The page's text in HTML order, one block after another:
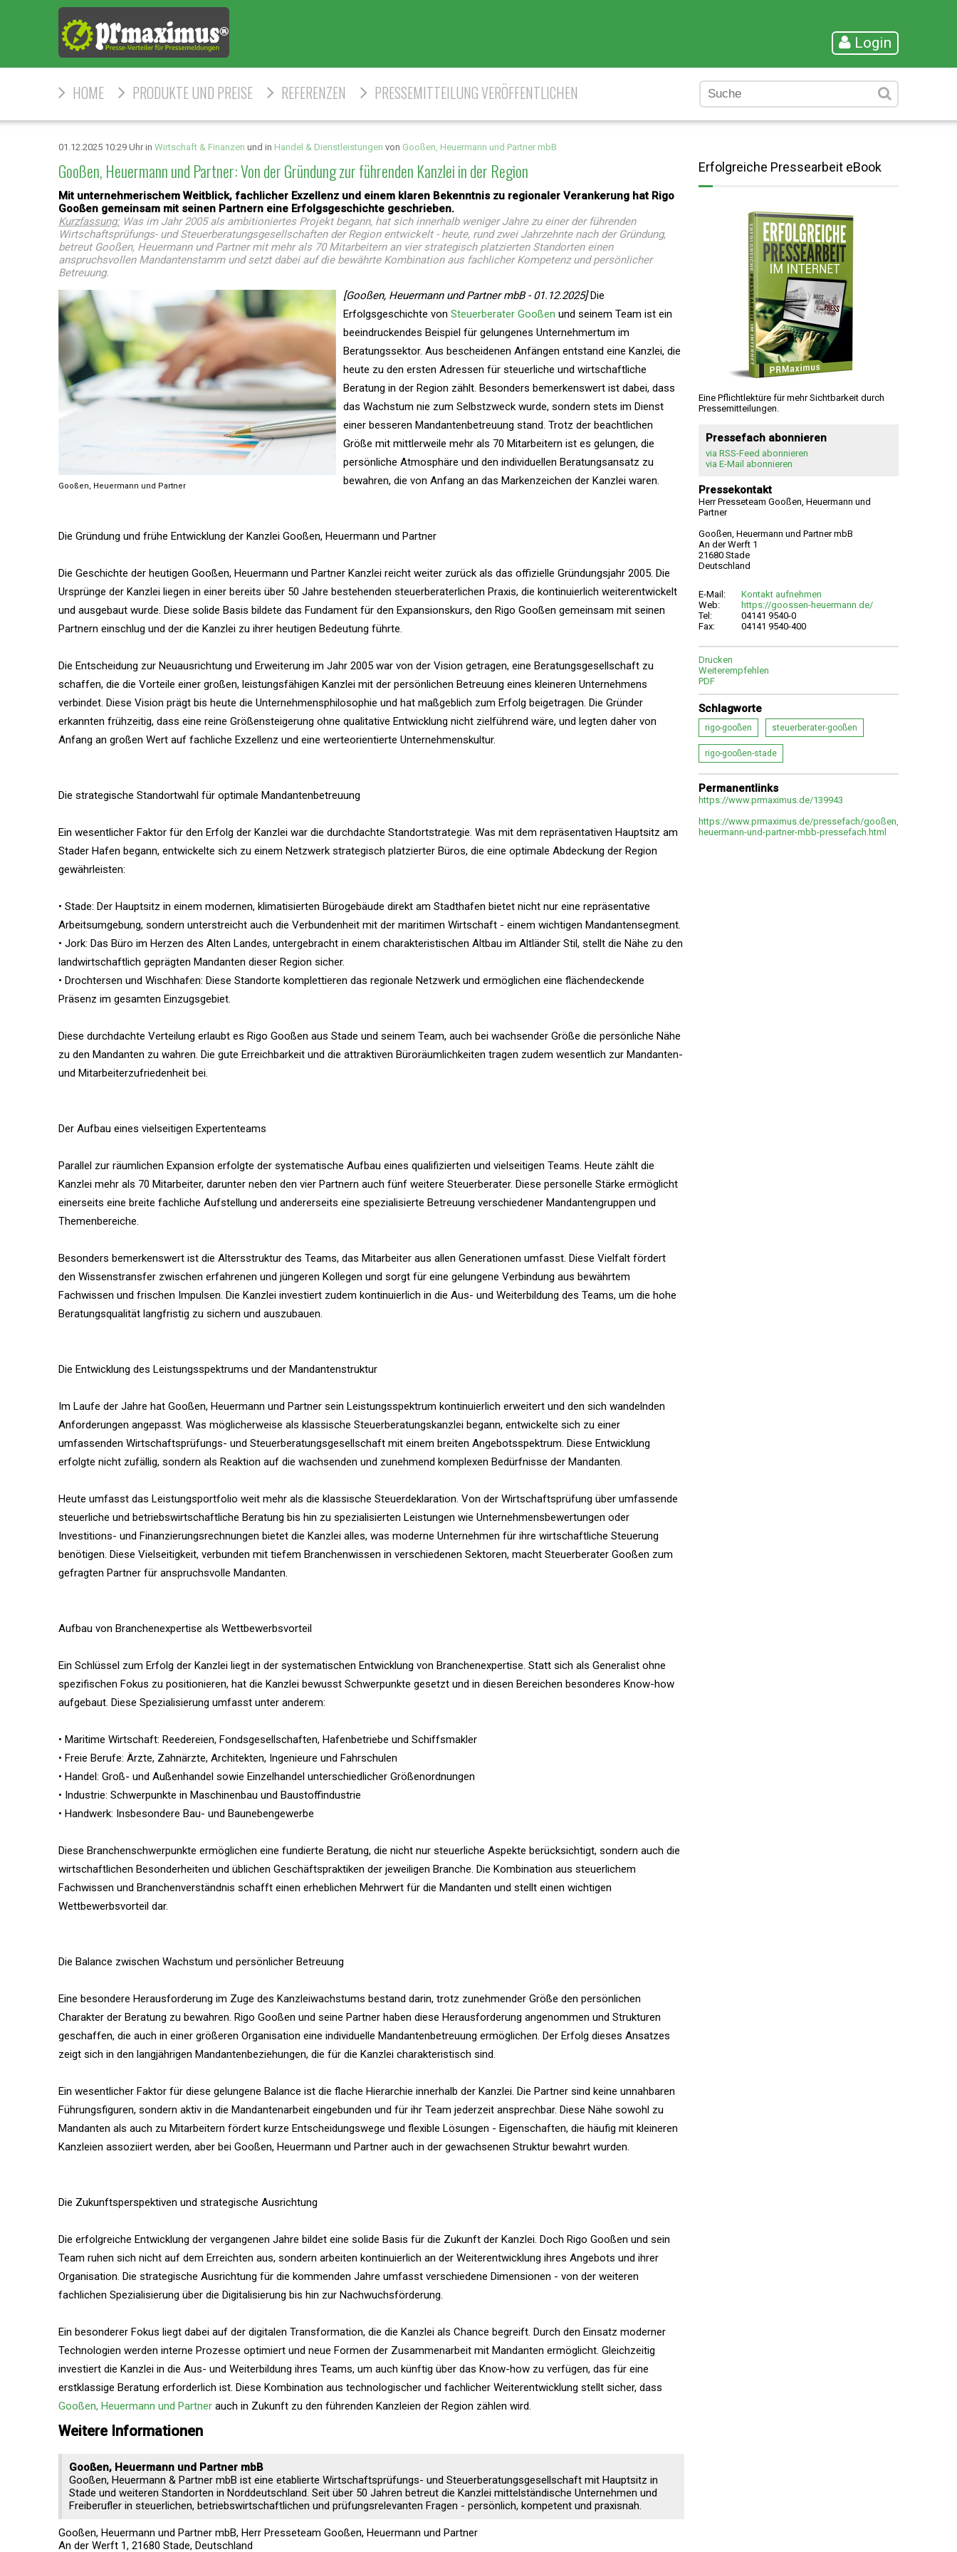
Login
HOME PRODUKTE UND PREISE REFERENZEN PRESSEMITTEILUNG VERÖFFENTLICHEN
01.12.2025 10:29 Uhr in Wirtschaft & Finanzen und in Handel & Dienstleistungen von Gooßen, Heuermann und Partner mbB
Gooßen, Heuermann und Partner: Von der Gründung zur führenden Kanzlei in der Region
Mit unternehmerischem Weitblick, fachlicher Exzellenz und einem klaren Bekenntnis zu regionaler Verankerung hat Rigo
Gooßen gemeinsam mit seinen Partnern eine Erfolgsgeschichte geschrieben.
Kurzfassung:Was im Jahr 2005 als ambitioniertes Projekt begann, hat sich innerhalb weniger Jahre zu einer der führenden
Wirtschaftsprüfungs- und Steuerberatungsgesellschaften der Region entwickelt - heute, rund zwei Jahrzehnte nach der Gründung,
betreut Gooßen, Heuermann und Partner mit mehr als 70 Mitarbeitern an vier strategisch platzierten Standorten einen
anspruchsvollen Mandantenstamm und setzt dabei auf die bewährte Kombination aus fachlicher Kompetenz und persönlicher
Betreuung.
Gooßen, Heuermann und Partner
[Gooßen, Heuermann und Partner mbB - 01.12.2025]Die
Erfolgsgeschichte von Steuerberater Gooßen und seinem Team ist ein
beeindruckendes Beispiel für gelungenes Unternehmertum im
Beratungssektor. Aus bescheidenen Anfängen entstand eine Kanzlei, die
heute zu den ersten Adressen für steuerliche und wirtschaftliche
Beratung in der Region zählt. Besonders bemerkenswert ist dabei, dass
das Wachstum nie zum Selbstzweck wurde, sondern stets im Dienst
einer besseren Mandantenbetreuung stand. Trotz der beachtlichen
Größe mit mittlerweile mehr als 70 Mitarbeitern ist es gelungen, die
persönliche Atmosphäre und den individuellen Beratungsansatz zu
bewahren, die von Anfang an das Markenzeichen der Kanzlei waren.
Die Gründung und frühe Entwicklung der Kanzlei Gooßen, Heuermann und Partner
Die Geschichte der heutigen Gooßen, Heuermann und Partner Kanzlei reicht weiter zurück als das offizielle Gründungsjahr 2005. Die
Ursprünge der Kanzlei liegen in einer bereits über 50 Jahre bestehenden steuerberaterlichen Praxis, die kontinuierlich weiterentwickelt
und ausgebaut wurde. Diese solide Basis bildete das Fundament für den Expansionskurs, den Rigo Gooßen gemeinsam mit seinen
Partnern einschlug und der die Kanzlei zu ihrer heutigen Bedeutung führte.
Die Entscheidung zur Neuausrichtung und Erweiterung im Jahr 2005 war von der Vision getragen, eine Beratungsgesellschaft zu
schaffen, die die Vorteile einer großen, leistungsfähigen Kanzlei mit der persönlichen Betreuung eines kleineren Unternehmens
verbindet. Diese Vision prägt bis heute die Unternehmensphilosophie und hat maßgeblich zum Erfolg beigetragen. Die Gründer
erkannten frühzeitig, dass eine reine Größensteigerung ohne qualitative Entwicklung nicht zielführend wäre, und legten daher von
Anfang an großen Wert auf fachliche Exzellenz und eine werteorientierte Unternehmenskultur.
Die strategische Standortwahl für optimale Mandantenbetreuung
Ein wesentlicher Faktor für den Erfolg der Kanzlei war die durchdachte Standortstrategie. Was mit dem repräsentativen Hauptsitz am
Stader Hafen begann, entwickelte sich zu einem Netzwerk strategisch platzierter Büros, die eine optimale Abdeckung der Region
gewährleisten:
• Stade: Der Hauptsitz in einem modernen, klimatisierten Bürogebäude direkt am Stadthafen bietet nicht nur eine repräsentative
Arbeitsumgebung, sondern unterstreicht auch die Verbundenheit mit der maritimen Wirtschaft - einem wichtigen Mandantensegment.
• Jork: Das Büro im Herzen des Alten Landes, untergebracht in einem charakteristischen Altbau im Altländer Stil, stellt die Nähe zu den
landwirtschaftlich geprägten Mandanten dieser Region sicher.
• Drochtersen und Wischhafen: Diese Standorte komplettieren das regionale Netzwerk und ermöglichen eine flächendeckende
Präsenz im gesamten Einzugsgebiet.
Diese durchdachte Verteilung erlaubt es Rigo Gooßen aus Stade und seinem Team, auch bei wachsender Größe die persönliche Nähe
zu den Mandanten zu wahren. Die gute Erreichbarkeit und die attraktiven Büroräumlichkeiten tragen zudem wesentlich zur Mandanten-
und Mitarbeiterzufriedenheit bei.
Der Aufbau eines vielseitigen Expertenteams
Parallel zur räumlichen Expansion erfolgte der systematische Aufbau eines qualifizierten und vielseitigen Teams. Heute zählt die
Kanzlei mehr als 70 Mitarbeiter, darunter neben den vier Partnern auch fünf weitere Steuerberater. Diese personelle Stärke ermöglicht
einerseits eine breite fachliche Aufstellung und andererseits eine spezialisierte Betreuung verschiedener Mandantengruppen und
Themenbereiche.
Besonders bemerkenswert ist die Altersstruktur des Teams, das Mitarbeiter aus allen Generationen umfasst. Diese Vielfalt fördert
den Wissenstransfer zwischen erfahrenen und jüngeren Kollegen und sorgt für eine gelungene Verbindung aus bewährtem
Fachwissen und frischen Impulsen. Die Kanzlei investiert zudem kontinuierlich in die Aus- und Weiterbildung des Teams, um die hohe
Beratungsqualität langfristig zu sichern und auszubauen.
Die Entwicklung des Leistungsspektrums und der Mandantenstruktur
Im Laufe der Jahre hat Gooßen, Heuermann und Partner sein Leistungsspektrum kontinuierlich erweitert und den sich wandelnden
Anforderungen angepasst. Was möglicherweise als klassische Steuerberatungskanzlei begann, entwickelte sich zu einer
umfassenden Wirtschaftsprüfungs- und Steuerberatungsgesellschaft mit einem breiten Angebotsspektrum. Diese Entwicklung
erfolgte nicht zufällig, sondern als Reaktion auf die wachsenden und zunehmend komplexen Bedürfnisse der Mandanten.
Heute umfasst das Leistungsportfolio weit mehr als die klassische Steuerdeklaration. Von der Wirtschaftsprüfung über umfassende
steuerliche und betriebswirtschaftliche Beratung bis hin zu spezialisierten Leistungen wie Unternehmensbewertungen oder
Investitions- und Finanzierungsrechnungen bietet die Kanzlei alles, was moderne Unternehmen für ihre wirtschaftliche Steuerung
benötigen. Diese Vielseitigkeit, verbunden mit tiefem Branchenwissen in verschiedenen Sektoren, macht Steuerberater Gooßen zum
gefragten Partner für anspruchsvolle Mandanten.
Aufbau von Branchenexpertise als Wettbewerbsvorteil
Ein Schlüssel zum Erfolg der Kanzlei liegt in der systematischen Entwicklung von Branchenexpertise. Statt sich als Generalist ohne
spezifischen Fokus zu positionieren, hat die Kanzlei bewusst Schwerpunkte gesetzt und in diesen Bereichen besonderes Know-how
aufgebaut. Diese Spezialisierung umfasst unter anderem:
• Maritime Wirtschaft: Reedereien, Fondsgesellschaften, Hafenbetriebe und Schiffsmakler
• Freie Berufe: Ärzte, Zahnärzte, Architekten, Ingenieure und Fahrschulen
• Handel: Groß- und Außenhandel sowie Einzelhandel unterschiedlicher Größenordnungen
• Industrie: Schwerpunkte in Maschinenbau und Baustoffindustrie
• Handwerk: Insbesondere Bau- und Baunebengewerbe
Diese Branchenschwerpunkte ermöglichen eine fundierte Beratung, die nicht nur steuerliche Aspekte berücksichtigt, sondern auch die
wirtschaftlichen Besonderheiten und üblichen Geschäftspraktiken der jeweiligen Branche. Die Kombination aus steuerlichem
Fachwissen und Branchenverständnis schafft einen erheblichen Mehrwert für die Mandanten und stellt einen wichtigen
Wettbewerbsvorteil dar.
Die Balance zwischen Wachstum und persönlicher Betreuung
Eine besondere Herausforderung im Zuge des Kanzleiwachstums bestand darin, trotz zunehmender Größe den persönlichen
Charakter der Beratung zu bewahren. Rigo Gooßen und seine Partner haben diese Herausforderung angenommen und Strukturen
geschaffen, die auch in einer größeren Organisation eine individuelle Mandantenbetreuung ermöglichen. Der Erfolg dieses Ansatzes
zeigt sich in den langjährigen Mandantenbeziehungen, die für die Kanzlei charakteristisch sind.
Ein wesentlicher Faktor für diese gelungene Balance ist die flache Hierarchie innerhalb der Kanzlei. Die Partner sind keine unnahbaren
Führungsfiguren, sondern aktiv in die Mandantenarbeit eingebunden und für ihr Team jederzeit ansprechbar. Diese Nähe sowohl zu
Mandanten als auch zu Mitarbeitern fördert kurze Entscheidungswege und flexible Lösungen - Eigenschaften, die häufig mit kleineren
Kanzleien assoziiert werden, aber bei Gooßen, Heuermann und Partner auch in der gewachsenen Struktur bewahrt wurden.
Die Zukunftsperspektiven und strategische Ausrichtung
Die erfolgreiche Entwicklung der vergangenen Jahre bildet eine solide Basis für die Zukunft der Kanzlei. Doch Rigo Gooßen und sein
Team ruhen sich nicht auf dem Erreichten aus, sondern arbeiten kontinuierlich an der Weiterentwicklung ihres Angebots und ihrer
Organisation. Die strategische Ausrichtung für die kommenden Jahre umfasst verschiedene Dimensionen - von der weiteren
fachlichen Spezialisierung über die Digitalisierung bis hin zur Nachwuchsförderung.
Ein besonderer Fokus liegt dabei auf der digitalen Transformation, die die Kanzlei als Chance begreift. Durch den Einsatz moderner
Technologien werden interne Prozesse optimiert und neue Formen der Zusammenarbeit mit Mandanten ermöglicht. Gleichzeitig
investiert die Kanzlei in die Aus- und Weiterbildung ihres Teams, um auch künftig über das Know-how zu verfügen, das für eine
erstklassige Beratung erforderlich ist. Diese Kombination aus technologischer und fachlicher Weiterentwicklung stellt sicher, dass
Gooßen, Heuermann und Partner auch in Zukunft zu den führenden Kanzleien der Region zählen wird.
Weitere Informationen
Gooßen, Heuermann und Partner mbB
Gooßen, Heuermann & Partner mbB ist eine etablierte Wirtschaftsprüfungs- und Steuerberatungsgesellschaft mit Hauptsitz in
Stade und weiteren Standorten in Norddeutschland. Seit über 50 Jahren betreut die Kanzlei mittelständische Unternehmen und
Freiberufler in steuerlichen, betriebswirtschaftlichen und prüfungsrelevanten Fragen - persönlich, kompetent und praxisnah.
Gooßen, Heuermann und Partner mbB, Herr Presseteam Gooßen, Heuermann und Partner
An der Werft 1, 21680 Stade, Deutschland
Erfolgreiche Pressearbeit eBook
Eine Pflichtlektüre für mehr Sichtbarkeit durch
Pressemitteilungen.
Pressefach abonnieren
via RSS-Feed abonnieren
via E-Mail abonnieren
Pressekontakt
Herr Presseteam Gooßen, Heuermann und
Partner
Gooßen, Heuermann und Partner mbB
An der Werft 1
21680 Stade
Deutschland
E-Mail:
Kontakt aufnehmen
Web:
https://goossen-heuermann.de/
Tel:
04141 9540-0
Fax:
04141 9540-400
Drucken
Weiterempfehlen
PDF
Schlagworte
rigo-gooßen steuerberater-gooßen
rigo-gooßen-stade
Permanentlinks
https://www.prmaximus.de/139943
https://www.prmaximus.de/pressefach/gooßen,
heuermann-und-partner-mbb-pressefach.html